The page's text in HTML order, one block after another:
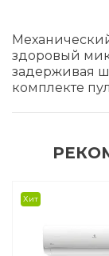
здоровый
задерживая
комплекте
Хит